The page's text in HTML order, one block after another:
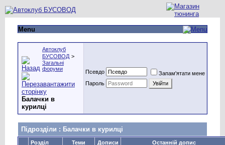
Menu
Автоклуб
БУСОВОД >
Загальні
форуми
Балачки в
курилці
Псевдо
Запам'ятати мене
Пароль
Підрозділи : Балачки в курилці
Розділ Теми Дописи Останній допис